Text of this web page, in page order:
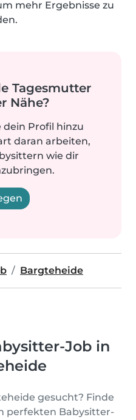
mehr Ergebnisse zu
Tagesmutter
Nähe?
dein Profil hinzu
daran arbeiten,
wie dir
Bargteheide
Job in
gesucht? Finde
perfekten Babysitter-